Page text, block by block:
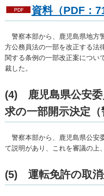
資料（PDF：
警察本部から、鹿児島県地方
方公務員法の一部を改正する法
関する条例の一部改正案につい
裁した。
(4) 鹿児島県公安
求の一部開示決定（
警察本部から、鹿児島県公安
て説明があり、これを審議の上
(5) 運転免許の取消